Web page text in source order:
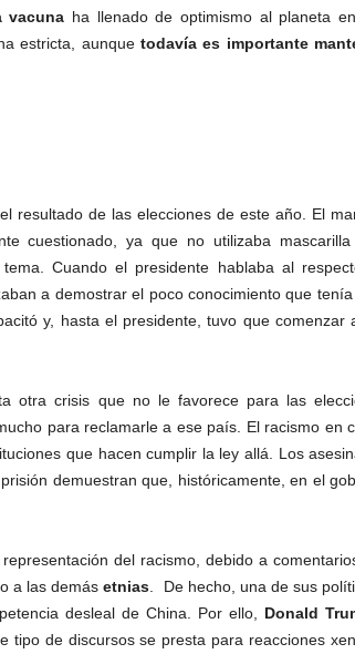
vacuna ha llenado de optimismo al planeta
estricta, aunque todavía es importante
resultado de las elecciones de este año. El
cuestionado, ya que no utilizaba
Cuando el presidente hablaba al
a demostrar el poco conocimiento que
y, hasta el presidente, tuvo que comenzar
otra crisis que no le favorece para las
para reclamarle a ese país. El racismo en
que hacen cumplir la ley allá. Los
demuestran que, históricamente, en el
del racismo, debido a
a las demásetnias . De hecho, una de sus
desleal de China. Por ello, Donald
tipo de discursos se presta para reacciones